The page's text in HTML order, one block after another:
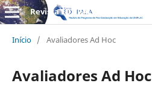
Revista EDUPALA
Início / Avaliadores Ad Hoc
Avaliadores Ad Hoc